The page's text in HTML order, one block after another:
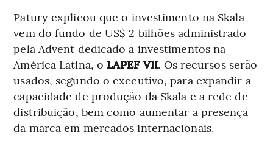
Patury explicou que o investimento na Skala
vem do fundo de US$ 2 bilhões administrado
pela Advent dedicado a investimentos na
América Latina, o LAPEF VII. Os recursos serão
usados, segundo o executivo, para expandir a
capacidade de produção da Skala e a rede de
distribuição, bem como aumentar a presença
da marca em mercados internacionais.